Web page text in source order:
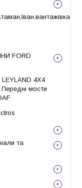
FORD
4X4
Передні мости
та